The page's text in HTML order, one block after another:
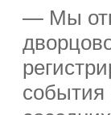
— Мы
события